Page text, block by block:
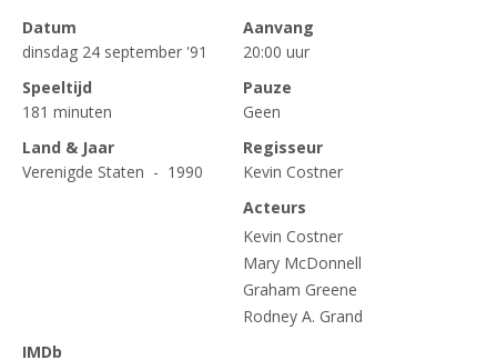
Datum
dinsdag 24 september '91
Aanvang
20:00 uur
Speeltijd
181 minuten
Pauze
Geen
Land & Jaar
Verenigde Staten - 1990
Regisseur
Kevin Costner
Acteurs
Kevin Costner
Mary McDonnell
Graham Greene
Rodney A. Grand
IMDb